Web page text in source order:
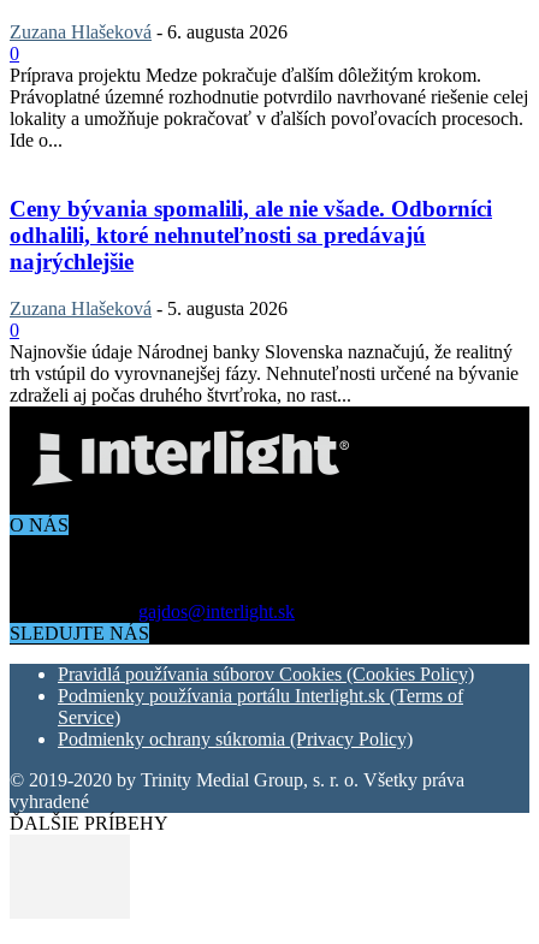
Zuzana Hlašeková - 6. augusta 2026
0
Príprava projektu Medze pokračuje ďalším dôležitým krokom.
Právoplatné územné rozhodnutie potvrdilo navrhované riešenie celej
lokality a umožňuje pokračovať v ďalších povoľovacích procesoch.
Ide o...
Ceny bývania spomalili, ale nie všade. Odborníci
odhalili, ktoré nehnuteľnosti sa predávajú
najrýchlejšie
Zuzana Hlašeková - 5. augusta 2026
0
Najnovšie údaje Národnej banky Slovenska naznačujú, že realitný
trh vstúpil do vyrovnanejšej fázy. Nehnuteľnosti určené na bývanie
zdraželi aj počas druhého štvrťroka, no rast...
O NÁS
gajdos@interlight.sk
SLEDUJTE NÁS
Pravidlá používania súborov Cookies (Cookies Policy)
Podmienky používania portálu Interlight.sk (Terms of
Service)
Podmienky ochrany súkromia (Privacy Policy)
© 2019-2020 by Trinity Medial Group, s. r. o. Všetky práva
vyhradené
ĎALŠIE PRÍBEHY